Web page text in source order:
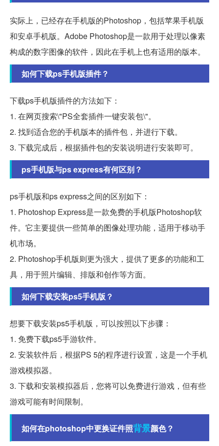
实际上，已经存在手机版的Photoshop，包括苹果手机版
和安卓手机版。Adobe Photoshop是一款用于处理以像素
构成的数字图像的软件，因此在手机上也有适用的版本。
如何下载ps手机版插件？
下载ps手机版插件的方法如下：
1. 在网页搜索\"PS全套插件一键安装包\"。
2. 找到适合您的手机版本的插件包，并进行下载。
3. 下载完成后，根据插件包的安装说明进行安装即可。
ps手机版与ps express有何区别？
ps手机版和ps express之间的区别如下：
1. Photoshop Express是一款免费的手机版Photoshop软
件。它主要提供一些简单的图像处理功能，适用于移动手
机市场。
2. Photoshop手机版则更为强大，提供了更多的功能和工
具，用于照片编辑、排版和创作等方面。
如何下载安装ps5手机版？
想要下载安装ps5手机版，可以按照以下步骤：
1. 免费下载ps5手游软件。
2. 安装软件后，根据PS 5的程序进行设置，这是一个手机
游戏模拟器。
3. 下载和安装模拟器后，您将可以免费进行游戏，但有些
游戏可能有时间限制。
如何在photoshop中更换证件照背景颜色？